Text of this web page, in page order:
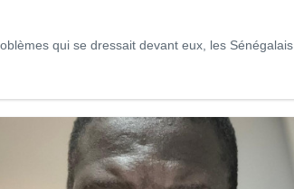
qui se dressait devant eux, les Sénégalais